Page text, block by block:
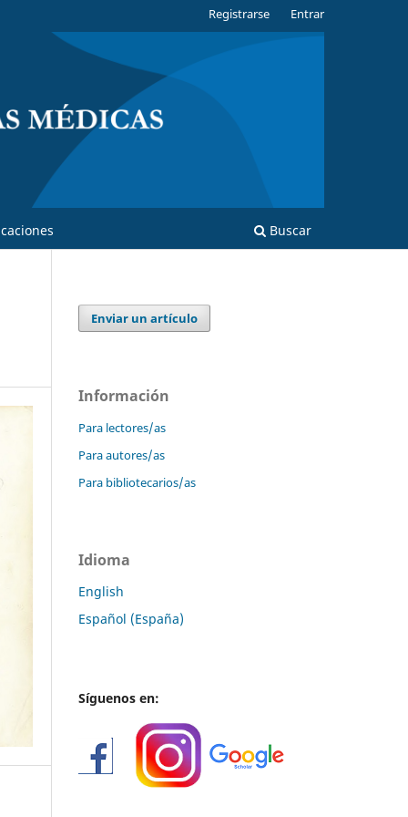
Buscar
Registrarse Entrar
Enviar un artículo
Información
Para lectores/as
Para autores/as
Para bibliotecarios/as
Idioma
English
Español (España)
Síguenos en: